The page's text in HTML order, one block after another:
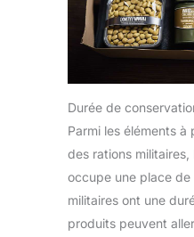
Durée de
Parmi les éléments
des rations militaires,
occupe une place
militaires ont une
produits peuvent